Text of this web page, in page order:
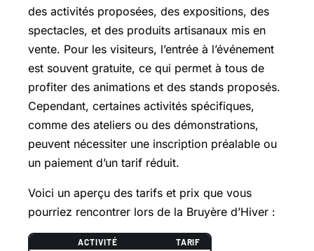
des activités proposées, des expositions, des
spectacles, et des produits artisanaux mis en
vente. Pour les visiteurs, l’entrée à l’événement
est souvent gratuite, ce qui permet à tous de
profiter des animations et des stands proposés.
Cependant, certaines activités spécifiques,
comme des ateliers ou des démonstrations,
peuvent nécessiter une inscription préalable ou
un paiement d’un tarif réduit.
Voici un aperçu des tarifs et prix que vous
pourriez rencontrer lors de la Bruyère d’Hiver :
ACTIVITÉ TARIF